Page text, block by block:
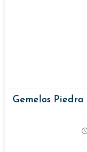
Gemelos Piedra